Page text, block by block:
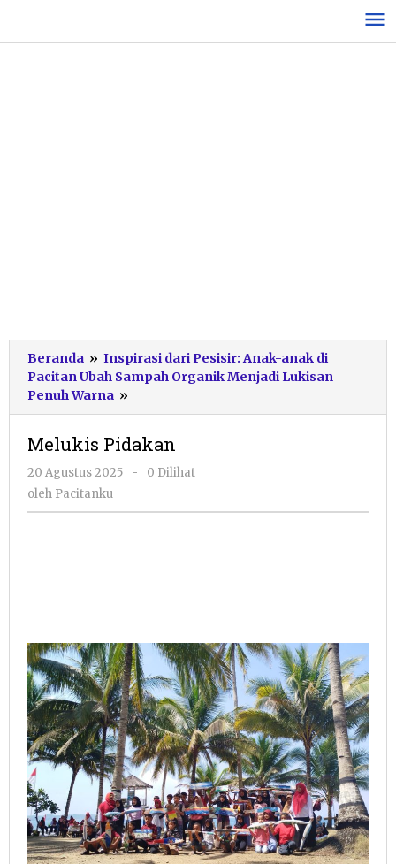
konten
Beranda » Inspirasi dari Pesisir: Anak-anak di
Pacitan Ubah Sampah Organik Menjadi Lukisan
Penuh Warna »
Pidakan
Melukis Pidakan
20 Agustus 2025
oleh
-
0 Dilihat
oleh Pacitanku